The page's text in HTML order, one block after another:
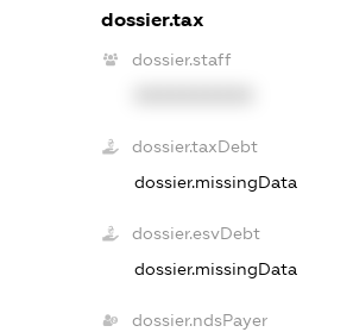
dossier.tax
dossier.staff
dossier.taxDebt
dossier.missingData
dossier.esvDebt
dossier.missingData
dossier.ndsPayer